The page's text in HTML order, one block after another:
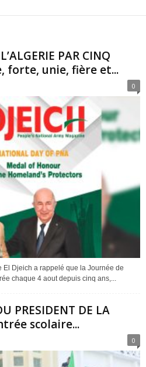
PAR CINQ
forte, unie, fière et...
0
El Djeich a rappelé que la Journée de
chaque 4 aout depuis cinq ans,...
PRESIDENT DE LA
scolaire...
0